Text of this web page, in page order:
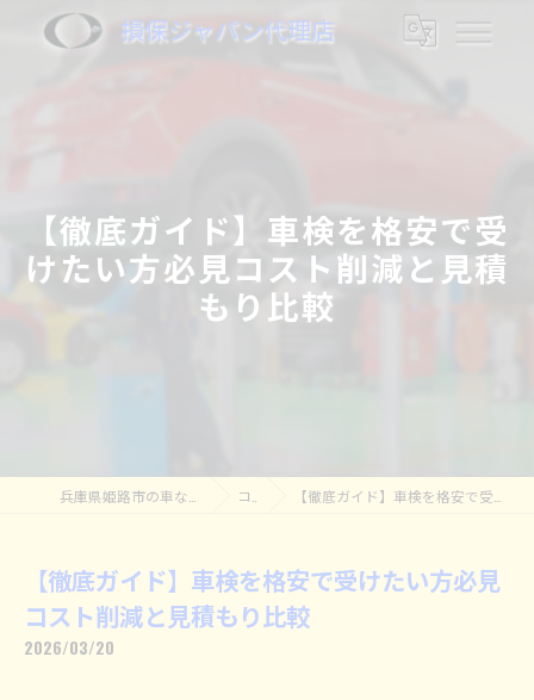
損保ジャパン代理店
【徹底ガイド】車検を格安で受
けたい方必見コスト削減と見積
もり比較
コラム 【徹底ガイド】車検を格安で受けたい方必見コスト削減と見積もり比較
【徹底ガイド】車検を格安で受けたい方必見
コスト削減と見積もり比較
2026/03/20